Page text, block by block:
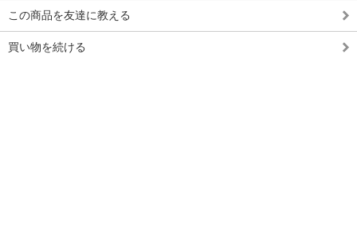
この商品を友達に教える
買い物を続ける